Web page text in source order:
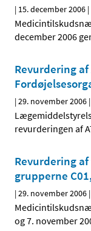
| 15. december 2006 |
december 2006
Revurdering af
|29. november 2006 |
revurderingen af
Revurdering
grupperne
|29. november 2006 |
og 7. november